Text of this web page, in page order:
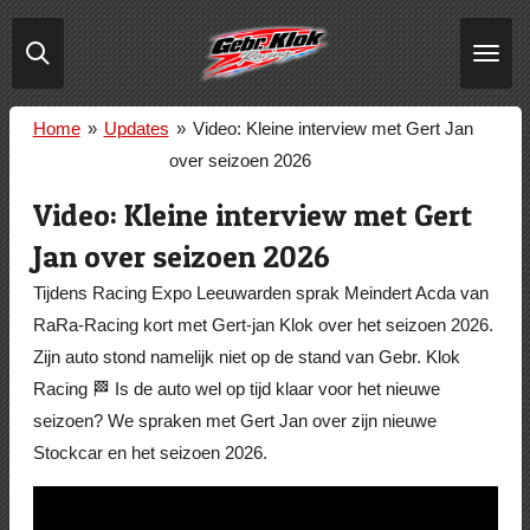
direct
naar
Home » Updates » Video: Kleine interview met Gert Jan
over seizoen 2026
Video: Kleine interview met Gert
Jan over seizoen 2026
Tijdens Racing Expo Leeuwarden sprak Meindert Acda van
RaRa-Racing kort met Gert-jan Klok over het seizoen 2026.
Zijn auto stond namelijk niet op de stand van Gebr. Klok
Racing 🏁 Is de auto wel op tijd klaar voor het nieuwe
seizoen? We spraken met Gert Jan over zijn nieuwe
Stockcar en het seizoen 2026.